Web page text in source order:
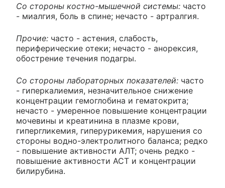
Со стороны костно-мышечной системы: часто
- миалгия, боль в спине; нечасто - артралгия.
Прочие: часто - астения, слабость,
периферические отеки; нечасто - анорексия,
обострение течения подагры.
Со стороны лабораторных показателей: часто
- гиперкалиемия, незначительное снижение
концентрации гемоглобина и гематокрита;
нечасто - умеренное повышение концентрации
мочевины и креатинина в плазме крови,
гипергликемия, гиперурикемия, нарушения со
стороны водно-электролитного баланса; редко
- повышение активности АЛТ; очень редко -
повышение активности ACT и концентрации
билирубина.